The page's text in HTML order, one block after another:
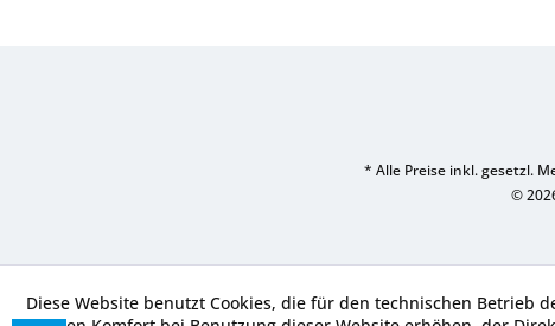
* Alle Preise inkl. gesetzl.
©
Diese Website benutzt Cookies, die für den technischen Betrieb